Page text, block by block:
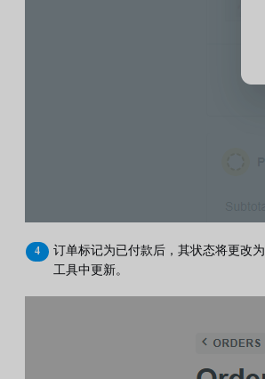
订单标记为已付款后，其状态将更改为
工具中更新。